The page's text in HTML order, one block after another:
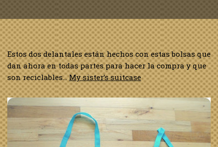
Estos dos delantales están hechos con estas bolsas que
dan ahora en todas partes para hacer la compra y que
son reciclables…My sister’s suitcase